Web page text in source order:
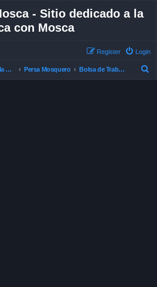
- Sitio dedicado a la
con Mosca
Login
Register
El Foro de la Pesca con Mosca en Chile Persa Mosquero Bolsa de Trabajo